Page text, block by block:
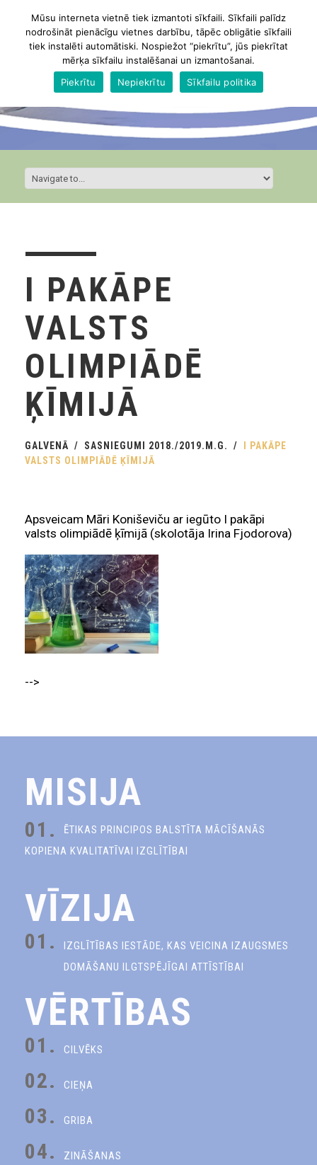
I PAKĀPE
VALSTS
OLIMPIĀDĒ
ĶĪMIJĀ
GALVENĀ SASNIEGUMI 2018./2019.M.G.
I PAKĀPE
VALSTS OLIMPIĀDĒ ĶĪMIJĀ
Apsveicam Māri Koniševiču ar iegūto I pakāpi
valsts olimpiādē ķīmijā (skolotāja Irina Fjodorova)
-->
MISIJA
01.
ĒTIKAS PRINCIPOS BALSTĪTA MĀCĪŠANĀS
KOPIENA KVALITATĪVAI IZGLĪTĪBAI
VĪZIJA
01.
IZGLĪTĪBAS IESTĀDE, KAS VEICINA IZAUGSMES
DOMĀŠANU ILGTSPĒJĪGAI ATTĪSTĪBAI
VĒRTĪBAS
01. CILVĒKS
02. CIEŅA
03. GRIBA
04. ZINĀŠANAS
Mūsu interneta vietnē tiek izmantoti sīkfaili. Sīkfaili palīdz
nodrošināt pienācīgu vietnes darbību, tāpēc obligātie sīkfaili
tiek instalēti automātiski. Nospiežot “piekrītu”, jūs piekrītat
mērķa sīkfailu instalēšanai un izmantošanai.
Piekrītu
Nepiekrītu Sīkfailu politika